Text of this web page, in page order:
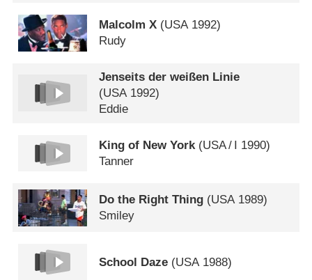
Malcolm X (USA1992)
Rudy
Jenseits der weißen Linie
(USA1992)
Eddie
King of New York(USA/ I 1990)
Tanner
Do the Right Thing (USA1989)
Smiley
School Daze (USA1988)